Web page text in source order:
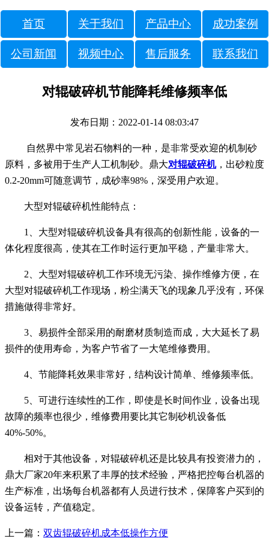
首页 关于我们 产品中心 成功案例
公司新闻 视频中心 售后服务 联系我们
对辊破碎机节能降耗维修频率低
发布日期：2022-01-14 08:03:47
自然界中常见岩石物料的一种，是非常受欢迎的机制砂
原料，多被用于生产人工机制砂。鼎大对辊破碎机，出砂粒度
0.2-20mm可随意调节，成砂率98%，深受用户欢迎。
大型对辊破碎机性能特点：
1、大型对辊破碎机设备具有很高的创新性能，设备的一
体化程度很高，使其在工作时运行更加平稳，产量非常大。
2、大型对辊破碎机工作环境无污染、操作维修方便，在
大型对辊破碎机工作现场，粉尘满天飞的现象几乎没有，环保
措施做得非常好。
3、易损件全部采用的耐磨材质制造而成，大大延长了易
损件的使用寿命，为客户节省了一大笔维修费用。
4、节能降耗效果非常好，结构设计简单、维修频率低。
5、可进行连续性的工作，即使是长时间作业，设备出现
故障的频率也很少，维修费用要比其它制砂机设备低
40%-50%。
相对于其他设备，对辊破碎机还是比较具有投资潜力的，
鼎大厂家20年来积累了丰厚的技术经验，严格把控每台机器的
生产标准，出场每台机器都有人员进行技术，保障客户买到的
设备运转，产值稳定。
上一篇： 双齿辊破碎机成本低操作方便